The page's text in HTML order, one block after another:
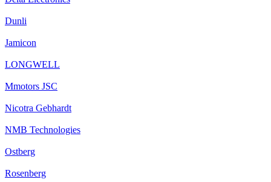
Dunli
Jamicon
LONGWELL
Mmotors JSC
Nicotra Gebhardt
NMB Technologies
Ostberg
Rosenberg